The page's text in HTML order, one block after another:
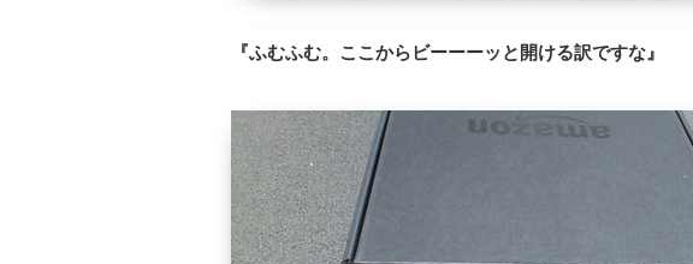
『ふむふむ。ここからビーーーッと開ける訳ですな』